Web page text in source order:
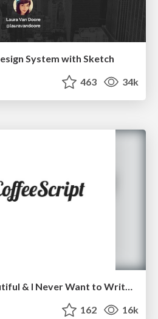
System with Sketch
463 34k
CoffeeScript is Beautiful & I Never Want to Write Plain JavaScript Again
162 16k